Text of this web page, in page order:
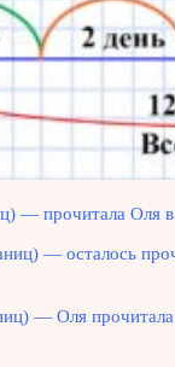
— прочитала Оля
— осталось
— Оля прочитала